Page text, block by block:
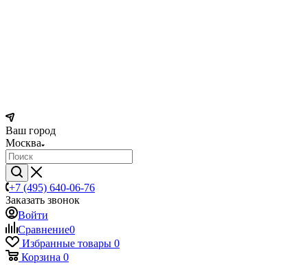
Ваш город
Москва
+7 (495) 640-06-76
Заказать звонок
Войти
Сравнение0
Избранные товары 0
Корзина 0